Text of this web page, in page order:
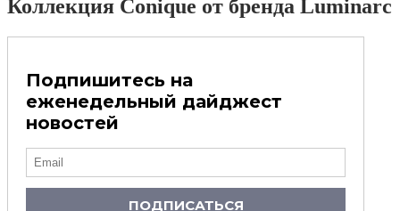
Коллекция Conique от бренда Luminarc
Подпишитесь на
еженедельный дайджест
новостей
ПОДПИСАТЬСЯ